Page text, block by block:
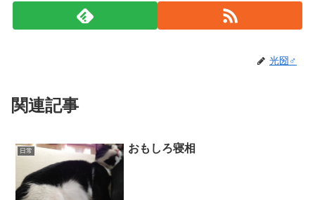
光圀♂
関連記事
日常 おもしろ寝相